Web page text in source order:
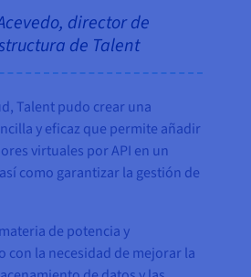
director de
de Talent
Talent pudo crear una
y eficaz que permite añadir
virtuales por API en un
como garantizar la gestión de
de potencia y
la necesidad de mejorar la